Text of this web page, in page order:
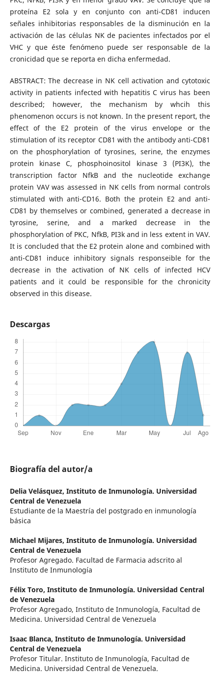
proteína E2 sola y en conjunto con anti-CD81 inducen
señales inhibitorias responsables de la disminución en la
activación de las células NK de pacientes infectados por el
VHC y que éste fenómeno puede ser responsable de la
cronicidad que se reporta en dicha enfermedad.
ABSTRACT: The decrease in NK cell activation and cytotoxic
activity in patients infected with hepatitis C virus has been
described; however, the mechanism by whcih this
phenomenon occurs is not known. In the present report, the
effect of the E2 protein of the virus envelope or the
stimulation of its receptor CD81 with the antibody anti-CD81
on the phosphorylation of tyrosines, serine, the enzymes
protein kinase C, phosphoinositol kinase 3 (PI3K), the
transcription factor NfkB and the nucleotide exchange
protein VAV was assessed in NK cells from normal controls
stimulated with anti-CD16. Both the protein E2 and anti-
CD81 by themselves or combined, generated a decrease in
tyrosine, serine, and a marked decrease in the
phosphorylation of PKC, NfkB, PI3k and in less extent in VAV.
It is concluded that the E2 protein alone and combined with
anti-CD81 induce inhibitory signals responseible for the
decrease in the activation of NK cells of infected HCV
patients and it could be responsible for the chronicity
observed in this disease.
Descargas
Biografía del autor/a
Delia Velásquez, Instituto de Inmunología. Universidad
Central de Venezuela
Estudiante de la Maestría del postgrado en inmunología
básica
Michael Mijares, Instituto de Inmunología. Universidad
Central de Venezuela
Profesor Agregado. Facultad de Farmacia adscrito al
Instituto de Inmunología
Félix Toro, Instituto de Inmunología. Universidad Central
de Venezuela
Profesor Agregado, Instituto de Inmunología, Facultad de
Medicina. Universidad Central de Venezuela
Isaac Blanca, Instituto de Inmunología. Universidad
Central de Venezuela
Profesor Titular. Instituto de Inmunología, Facultad de
Medicina. Universidad Central de Venezuela.